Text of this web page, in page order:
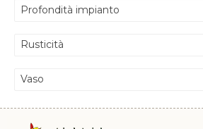
Profondità impianto
Rusticità
Vaso